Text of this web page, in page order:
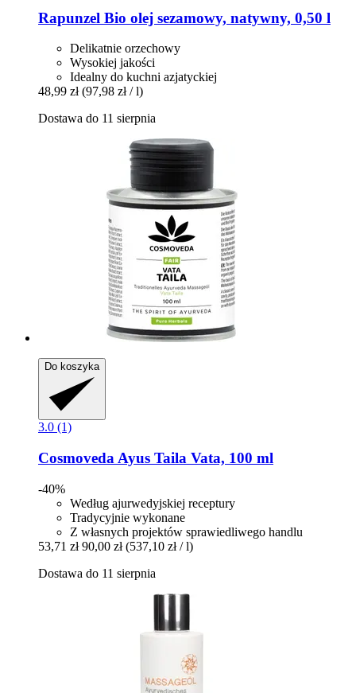
Rapunzel Bio olej sezamowy, natywny, 0,50 l
Delikatnie orzechowy
Wysokiej jakości
Idealny do kuchni azjatyckiej
48,99 zł (97,98 zł / l)
Dostawa do 11 sierpnia
Do koszyka
3.0 (1)
Cosmoveda Ayus Taila Vata, 100 ml
-40%
Według ajurwedyjskiej receptury
Tradycyjnie wykonane
Z własnych projektów sprawiedliwego handlu
53,71 zł 90,00 zł (537,10 zł / l)
Dostawa do 11 sierpnia